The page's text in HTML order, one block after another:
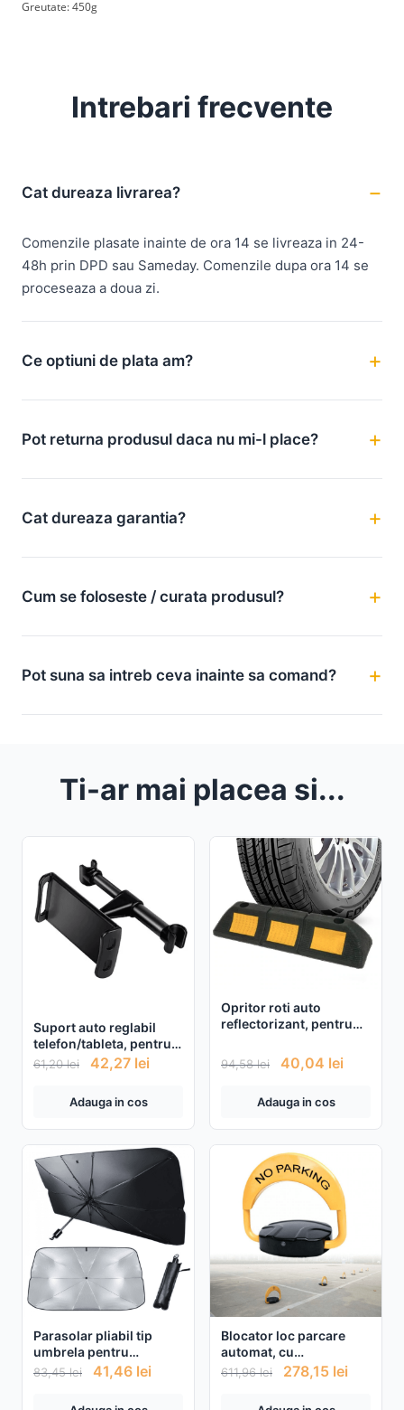
Greutate: 450g
Intrebari frecvente
Cat dureaza livrarea?
Comenzile plasate inainte de ora 14 se livreaza in 24-
48h prin DPD sau Sameday. Comenzile dupa ora 14 se
proceseaza a doua zi.
Ce optiuni de plata am?
Pot returna produsul daca nu mi-l place?
Cat dureaza garantia?
Cum se foloseste / curata produsul?
Pot suna sa intreb ceva inainte sa comand?
Ti-ar mai placea si...
Suport auto reglabil
telefon/tableta, pentru
tetiera
61,20lei 42,27 lei
Adauga in cos
Opritor roti auto
reflectorizant, pentru
blocare roti
94,58lei 40,04 lei
Adauga in cos
Parasolar pliabil tip
umbrela pentru
parbrizul masinii
83,45lei 41,46 lei
Blocator loc parcare
automat, cu
telecomanda si alarma,
suporta 2 tone,
611,96lei 278,15 lei